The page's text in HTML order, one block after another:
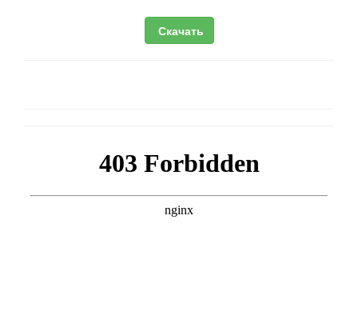
Скачать